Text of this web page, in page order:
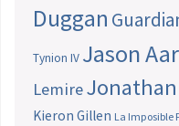
Duggan
Tynion IV Jason
Lemire
Kieron Gillen La Imposible